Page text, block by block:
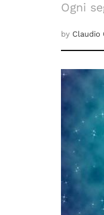
Ogni
by Claudio